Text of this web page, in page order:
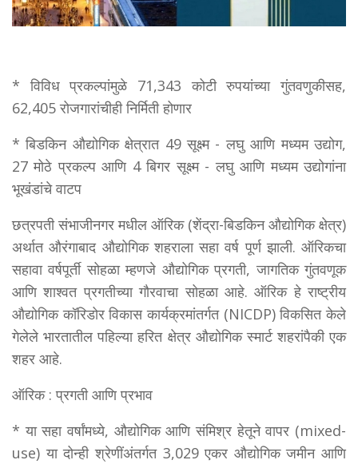
* विविध प्रकल्पांमुळे 71,343 कोटी रुपयांच्या गुंतवणुकीसह,
62,405 रोजगारांचीही निर्मिती होणार
* बिडकिन औद्योगिक क्षेत्रात 49 सूक्ष्म - लघु आणि मध्यम उद्योग,
27 मोठे प्रकल्प आणि 4 बिगर सूक्ष्म - लघु आणि मध्यम उद्योगांना
भूखंडांचे वाटप
छत्रपती संभाजीनगर मधील ऑरिक (शेंद्रा-बिडकिन औद्योगिक क्षेत्र)
अर्थात औरंगाबाद औद्योगिक शहराला सहा वर्ष पूर्ण झाली. ऑरिकचा
सहावा वर्षपूर्ती सोहळा म्हणजे औद्योगिक प्रगती, जागतिक गुंतवणूक
आणि शाश्वत प्रगतीच्या गौरवाचा सोहळा आहे. ऑरिक हे राष्ट्रीय
औद्योगिक कॉरिडोर विकास कार्यक्रमांतर्गत (NICDP) विकसित केले
गेलेले भारतातील पहिल्या हरित क्षेत्र औद्योगिक स्मार्ट शहरांपैकी एक
शहर आहे.
ऑरिक : प्रगती आणि प्रभाव
* या सहा वर्षांमध्ये, औद्योगिक आणि संमिश्र हेतूने वापर (mixed-
use) या दोन्ही श्रेणींअंतर्गत 3,029 एकर औद्योगिक जमीन आणि